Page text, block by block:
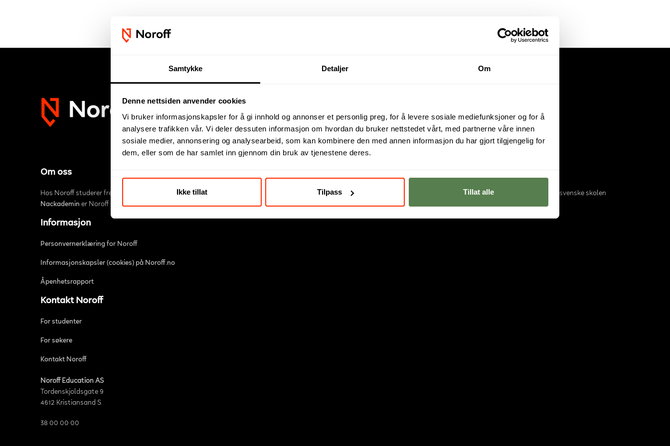
Samtykke Detaljer Om
Denne nettsiden anvender cookies
Vi bruker informasjonskapsler for å gi innhold og annonser et personlig preg, for å levere sosiale mediefunksjoner og for å
analysere trafikken vår. Vi deler dessuten informasjon om hvordan du bruker nettstedet vårt, med partnerne våre innen
sosiale medier, annonsering og analysearbeid, som kan kombinere den med annen informasjon du har gjort tilgjengelig for
dem, eller som de har samlet inn gjennom din bruk av tjenestene deres.
Ikke tillat Tilpass Tillat alle
Om oss
Hos Noroff studerer fremtidens digitale innovatører. Utdanningstilbudet består av høyskole,fagskole Oslo ogBergen
. Sammen med den svenske skolen
Nackademin er Noroff en del av et større nordisk partnerskap. Les merom oss.
Informasjon
Personvernerklæring for Noroff
Informasjonskapsler (cookies) på Noroff.no
Åpenhetsrapport
Kontakt Noroff
For studenter
For søkere
Kontakt Noroff
Noroff Education AS
Tordenskjoldsgate 9
4612 Kristiansand S
38 00 00 00